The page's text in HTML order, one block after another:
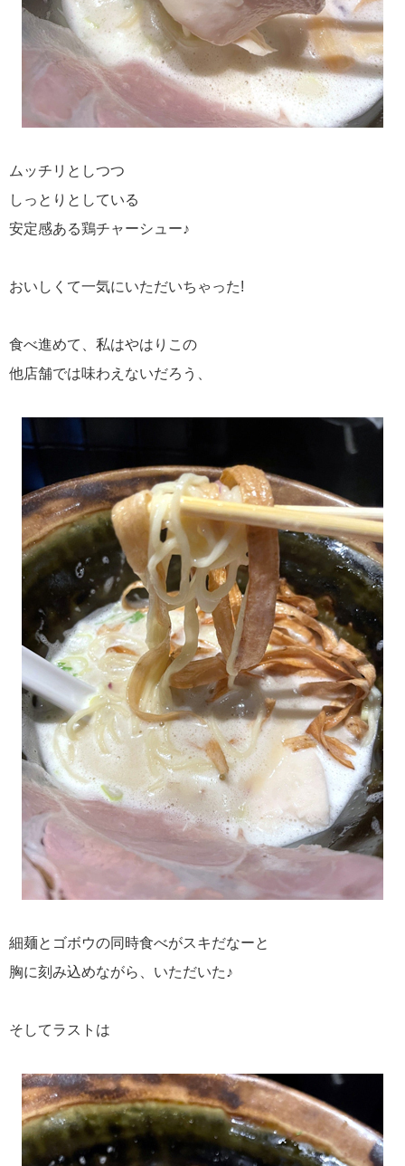
ムッチリとしつつ
しっとりとしている
安定感ある鶏チャーシュー♪
おいしくて一気にいただいちゃった!
食べ進めて、私はやはりこの
他店舗では味わえないだろう、
細麺とゴボウの同時食べがスキだなーと
胸に刻み込めながら、いただいた♪
そしてラストは